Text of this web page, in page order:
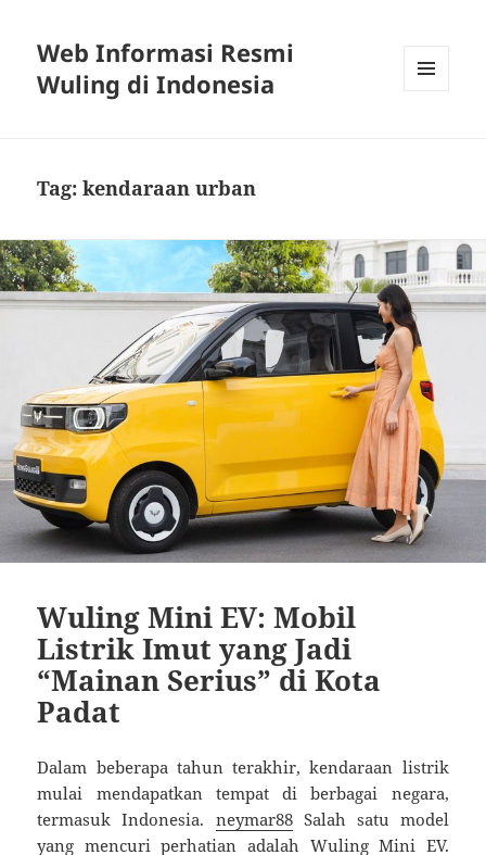
Web Informasi Resmi
Wuling di Indonesia
Tag:kendaraan urban
Wuling Mini EV: Mobil
Listrik Imut yang Jadi
“Mainan Serius” di Kota
Padat
Dalam beberapa tahun terakhir, kendaraan listrik
mulai mendapatkan tempat di berbagai negara,
termasuk Indonesia. neymar88Salah satu model
yang mencuri perhatian adalah Wuling Mini EV.